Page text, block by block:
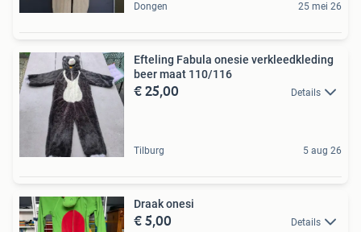
Dongen 25 mei 26
Efteling Fabula onesie verkleedkleding
beer maat 110/116
€ 25,00 Details
Tilburg 5 aug 26
Draak onesi
€ 5,00 Details